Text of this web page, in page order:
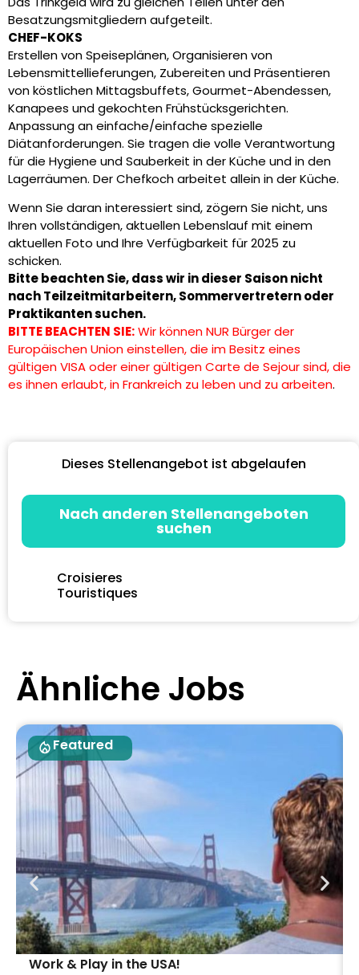
Besatzungsmitgliedern aufgeteilt.
CHEF-KOKS
Erstellen von Speiseplänen, Organisieren von
Lebensmittellieferungen, Zubereiten und Präsentieren
von köstlichen Mittagsbuffets, Gourmet-Abendessen,
Kanapees und gekochten Frühstücksgerichten.
Anpassung an einfache/einfache spezielle
Diätanforderungen. Sie tragen die volle Verantwortung
für die Hygiene und Sauberkeit in der Küche und in den
Lagerräumen. Der Chefkoch arbeitet allein in der Küche.
Wenn Sie daran interessiert sind, zögern Sie nicht, uns
Ihren vollständigen, aktuellen Lebenslauf mit einem
aktuellen Foto und Ihre Verfügbarkeit für 2025 zu
schicken.
Bitte beachten Sie, dass wir in dieser Saison nicht
nach Teilzeitmitarbeitern, Sommervertretern oder
Praktikanten suchen.
BITTE BEACHTEN SIE:Wir können NUR Bürger der
Europäischen Union einstellen, die im Besitz eines
gültigen VISA oder einer gültigen Carte de Sejour sind, die
es ihnen erlaubt, in Frankreich zu leben und zu arbeiten.
Dieses Stellenangebot ist abgelaufen
Nach anderen Stellenangeboten
suchen
Croisieres
Touristiques
Ähnliche Jobs
Featured
Work & Play in the USA!